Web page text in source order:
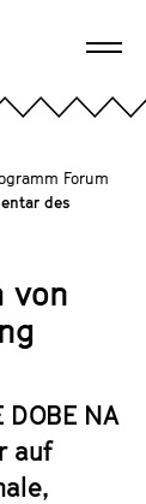
Forum
des
von
DOBE NA
auf